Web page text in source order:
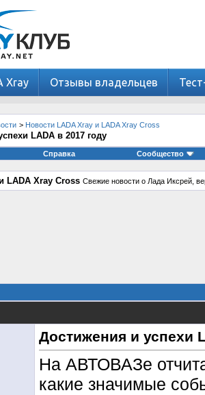
Xray Отзывы владельцев
> Новости LADA Xray и LADA Xray Cross
LADA в 2017 году
Справка Сообщество
LADA Xray Cross Свежие новости о Лада Иксрей,
Достижения и успехи
На АВТОВАЗе
какие значимые